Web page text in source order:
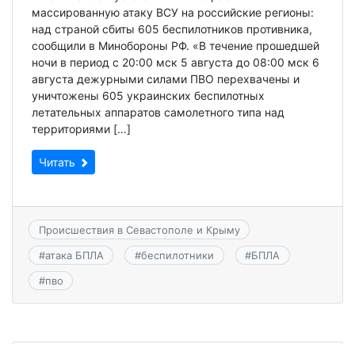
массированную атаку ВСУ на российские регионы:
над страной сбиты 605 беспилотников противника,
сообщили в Минобороны РФ. «В течение прошедшей
ночи в период с 20:00 мск 5 августа до 08:00 мск 6
августа дежурными силами ПВО перехвачены и
уничтожены 605 украинских беспилотных
летательных аппаратов самолетного типа над
территориями […]
Читать
Происшествия в Севастополе и Крыму
#атака БПЛА #беспилотники #БПЛА
#пво